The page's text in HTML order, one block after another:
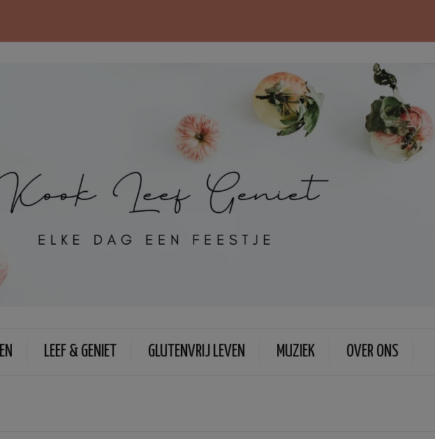
LEEF & GENIET GLUTENVRIJ LEVEN MUZIEK OVER ONS